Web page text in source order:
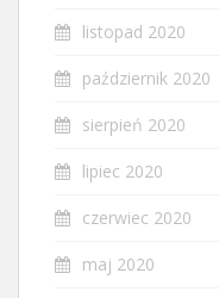
listopad 2020
październik 2020
sierpień 2020
lipiec 2020
czerwiec 2020
maj 2020